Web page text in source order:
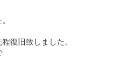
復旧致しました。